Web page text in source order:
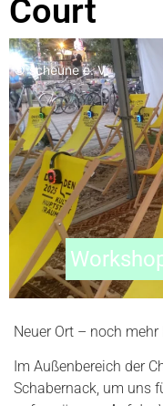
Court
© scheune e. V.
Neuer Ort – noch
Im Außenbereich der
Schabernack, um uns